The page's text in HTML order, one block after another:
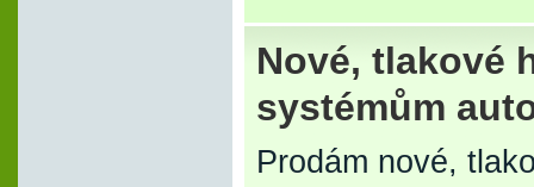
Nové, tlakové
systémům
Prodám nové,